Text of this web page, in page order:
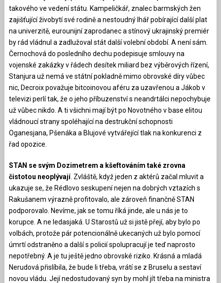
takového ve vedení státu. Kampeličkář, znalec barmských žen
zajišťující živobytí své rodině a nestoudný lhář pobírající další plat
na univerzitě, eurounijní zaprodanec a stínový ukrajinský premiér
by rád vládnul a zadlužoval stát další volební období. A není sám.
Černochová do posledního dechu podepisuje smlouvy na
vojenské zakázky v řádech desítek miliard bez výběrových řízení,
Stanjura už nemá ve státní pokladně mimo obrovské díry vůbec
nic, Decroix považuje bitcoinovou aféru za uzavřenou a Jákob v
televizi perlí tak, že o jeho příbuzenství s neandrtálci nepochybuje
už vůbec nikdo. A ti všichni mají být po Novotného v base elitou
vládnoucí strany spoléhající na destrukční schopnosti
Oganesjana, Pšenáka a Blujové vytvářející tlak na konkurenci z
řad opozice.
STAN se svým Dozimetrem a kšeftováním také zrovna
čistotou neoplývají. Zvláště, když jeden z aktérů začal mluvit a
ukazuje se, že Rédlovo seskupení nejen na dobrých vztazích s
Rakušanem výrazně profitovalo, ale zároveň finančně STAN
podporovalo. Nevíme, jak se tomu říká jinde, ale u nás je to
korupce. A ne ledasjaká. U Starostů už si jistě přejí, aby bylo po
volbách, protože pár potencionálně ukecaných už bylo pomocí
úmrtí odstraněno a další s policií spolupracují je teď naprosto
nepotřebný. A je tu ještě jedno obrovské riziko. Krásná a mladá
Nerudová přislíbila, že bude li třeba, vrátí se z Bruselu a sestaví
novou vládu. Její nedostudovaný syn by mohl jít třeba na ministra